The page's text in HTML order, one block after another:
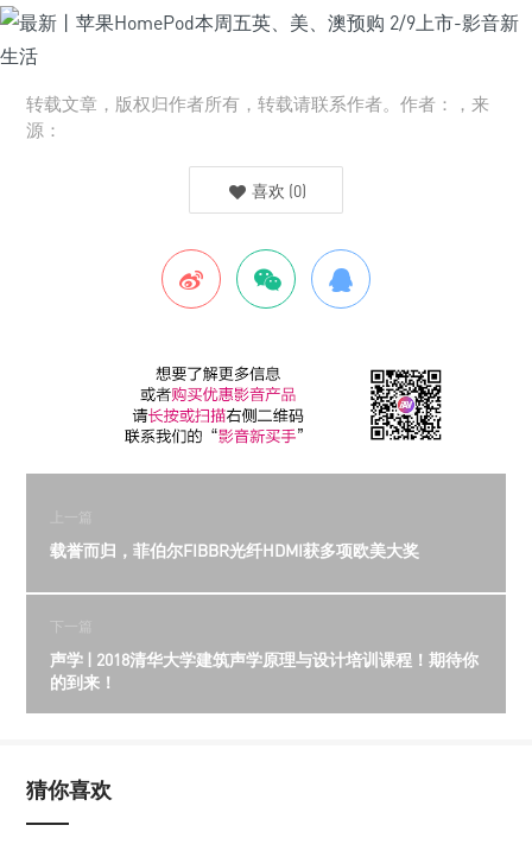
转载文章，版权归作者所有，转载请联系作者。作者：，来
源：
喜欢 (0)
上一篇
载誉而归，菲伯尔FIBBR光纤HDMI获多项欧美大奖
下一篇
声学 | 2018清华大学建筑声学原理与设计培训课程！期待你
的到来！
猜你喜欢